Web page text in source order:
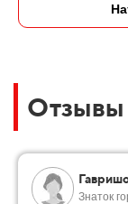
Отзывы
Знаток